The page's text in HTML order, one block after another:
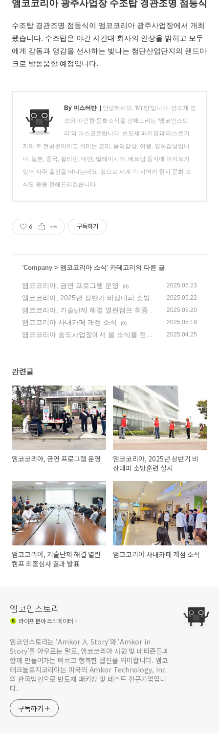
앰코코리아 광주사업장 수조탑 경관조명 점등식
수조탑 경관조명 점등식이 앰코코리아 광주사업장에서 개최
됐습니다. 수조탑은 야간 시간대 회사의 인상을 밝히고 모두
에게 감동과 영감을 선사하는 빛나는 첨단산업단지의 랜드마
크로 발돋움할 예정입니다.
By 미스터반 | 안녕하세요. 'Mr.반'입니다. 반도체 정
보와 따끈한 문화소식을 전해드리는 '앰코인스토
리'의 마스코트랍니다. 반도체 패키징과 테스트가
저의 주 전공분야이고 취미는 요리, 음악감상, 여행, 영화감상입니
다. 일본, 중국, 필리핀, 대만, 말레이시아, 베트남 등지에 아지트가
있어 자주 출장을 떠나는데요. 앞으로 세계 각 지역의 현지 문화 소
식도 종종 전해드리겠습니다.
6 구독하기
'Company > 앰코코리아 소식' 카테고리의 다른 글
앰코코리아, 금연 프로그램 운영 (0) 2025.05.23
앰코코리아, 2025년 상반기 비상대피 소방훈
련 실시
(1)
2025.05.22
앰코코리아, 기술난제 해결 열린캠프 최종심
사 결과 발표
(0)
2025.05.20
앰코코리아 사내카페 개점 소식 (0) 2025.05.19
앰코코리아 송도사업장에서 봄 소식을 전합
2025.04.25
관련글
앰코코리아, 금연 프로그램 운영
앰코코리아, 2025년 상반기 비
상대피 소방훈련 실시
앰코코리아, 기술난제 해결 열린
캠프 최종심사 결과 발표
앰코코리아 사내카페 개점 소식
앰코인스토리
라이프분야 크리에이터
앰코인스토리는 ‘Amkor 人 Story’와 ‘Amkor in
Story’를 아우르는 말로, 앰코코리아 사원 및 네티즌들과
함께 만들어가는 빠르고 행복한 웹진을 의미합니다. 앰코
테크놀로지코리아는 미국의 Amkor Technology, Inc
의 한국법인으로 반도체 패키징 및 테스트 전문기업입니
다.
구독하기